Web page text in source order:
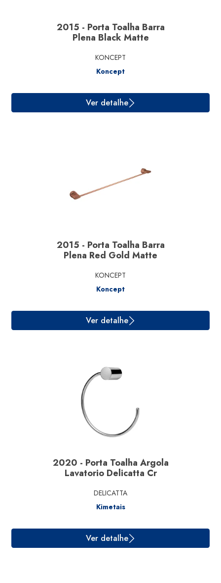
2015 - Porta Toalha Barra
Plena Black Matte
KONCEPT
Koncept
2015 - Porta Toalha Barra
Plena Red Gold Matte
KONCEPT
Koncept
2020 - Porta Toalha Argola
Lavatorio Delicatta Cr
DELICATTA
Kimetais